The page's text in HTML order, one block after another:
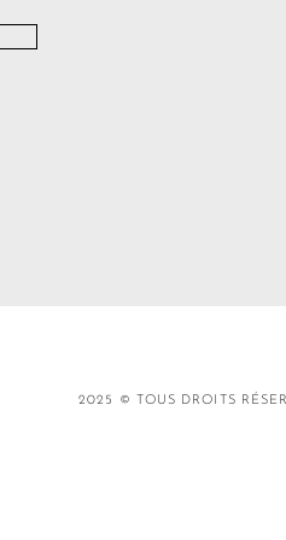
2025 © TOUS DROITS